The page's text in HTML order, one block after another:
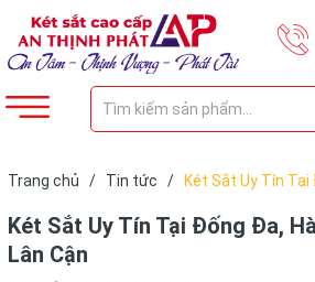
Trang chủ / Tin tức /
Két Sắt Uy Tín Tại
Két Sắt Uy Tín Tại Đống Đa,
Lân Cận